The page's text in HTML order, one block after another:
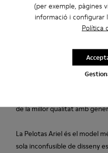
(per exemple, pàgines
informació i configurar
Política
Sabata de dona de pell de
plantilla extraïble de
Ens dediquem a crear
de la millor qualitat amb
La Pelotas Ariel és el model
sola inconfusible de disseny